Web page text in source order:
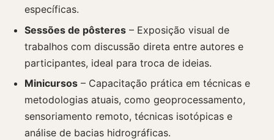
específicas.
Sessões de pôsteres – Exposição visual de
trabalhos com discussão direta entre autores e
participantes, ideal para troca de ideias.
Minicursos – Capacitação prática em técnicas e
metodologias atuais, como geoprocessamento,
sensoriamento remoto, técnicas isotópicas e
análise de bacias hidrográficas.